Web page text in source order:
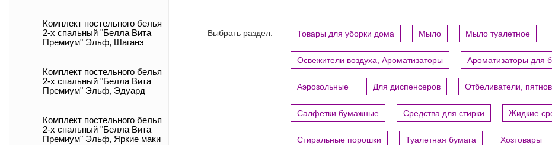
Комплект постельного белья
2-х спальный "Белла Вита
Премиум" Эльф, Шаганэ
Комплект постельного белья
2-х спальный "Белла Вита
Премиум" Эльф, Эдуард
Комплект постельного белья
2-х спальный "Белла Вита
Премиум" Эльф, Яркие маки
Выбрать раздел: Товары для уборки дома Мыло Мыло туалетное
Освежители воздуха, Ароматизаторы Ароматизаторы для
Аэрозольные Для диспенсеров Отбеливатели,
Салфетки бумажные Средства для стирки Жидкие
Стиральные порошки Туалетная бумага Хозтовары